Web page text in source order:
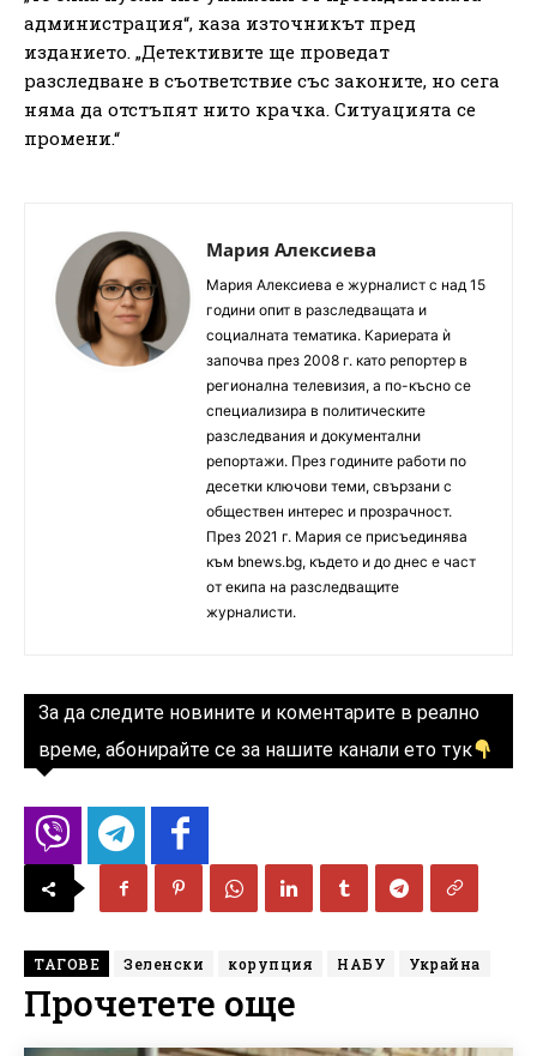
администрация“, каза източникът пред
изданието. „Детективите ще проведат
разследване в съответствие със законите, но сега
няма да отстъпят нито крачка. Ситуацията се
промени.“
Мария Алексиева
Мария Алексиева е журналист с над 15
години опит в разследващата и
социалната тематика. Кариерата ѝ
започва през 2008 г. като репортер в
регионална телевизия, а по-късно се
специализира в политическите
разследвания и документални
репортажи. През годините работи по
десетки ключови теми, свързани с
обществен интерес и прозрачност.
През 2021 г. Мария се присъединява
към bnews.bg, където и до днес е част
от екипа на разследващите
журналисти.
За да следите новините и коментарите в реално
време, абонирайте се за нашите канали ето тук
ТАГОВЕ Зеленски корупция НАБУ Украйна
Прочетете още